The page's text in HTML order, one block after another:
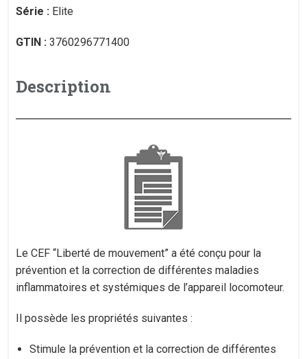
Série : Elite
GTIN : 3760296771400
Description
Le CEF “Liberté de mouvement” a été conçu pour la
prévention et la correction de différentes maladies
inflammatoires et systémiques de l’appareil locomoteur.
Il possède les propriétés suivantes :
Stimule la prévention et la correction de différentes